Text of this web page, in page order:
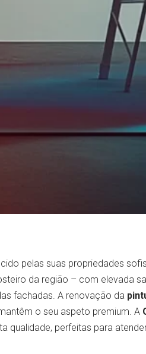
pelas suas propriedades
da região – com elevada
fachadas. A renovação da
o seu aspeto premium. A
qualidade, perfeitas para